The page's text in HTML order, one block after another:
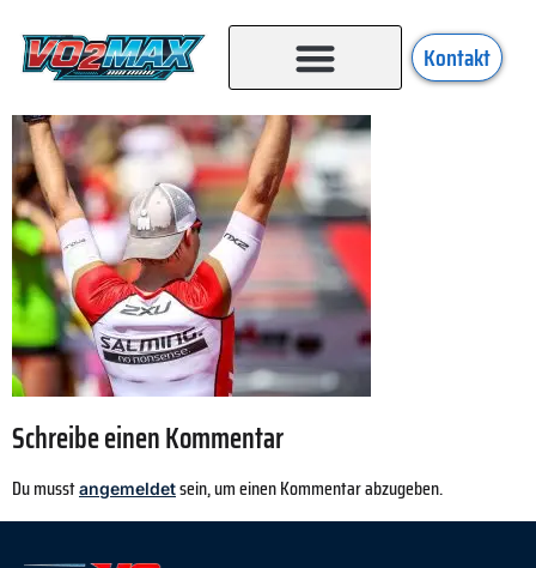
Kontakt
Schreibe einen Kommentar
Du musstangemeldetsein, um einen Kommentar abzugeben.